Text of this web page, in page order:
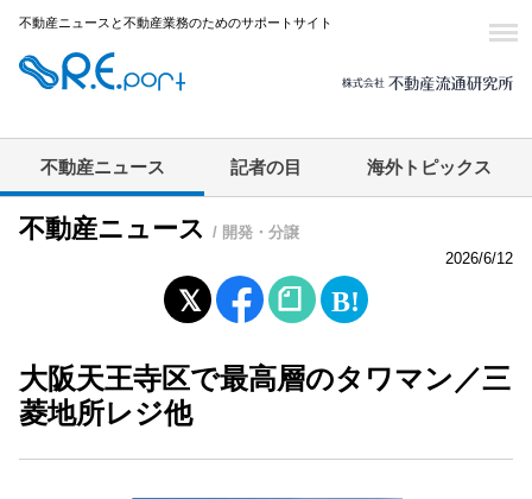
不動産ニュースと不動産業務のためのサポートサイト
不動産ニュース 記者の目 海外トピックス
不動産ニュース / 開発・分譲
2026/6/12
大阪天王寺区で最高層のタワマン／三
菱地所レジ他